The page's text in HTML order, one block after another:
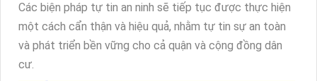
Các biện pháp tự tin an ninh sẽ tiếp tục được thực hiện
một cách cẩn thận và hiệu quả, nhằm tự tin sự an toàn
và phát triển bền vững cho cả quận và cộng đồng dân
cư.